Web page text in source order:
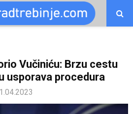
Vučiniću: Brzu cestu
usporava procedura